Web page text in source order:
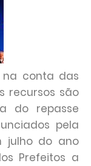
na conta das
recursos são
do repasse
pela
julho do ano
Prefeitos a